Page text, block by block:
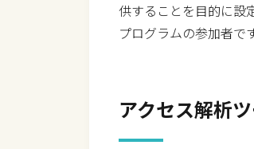
供することを目的に設
プログラムの参加者です
アクセス解析